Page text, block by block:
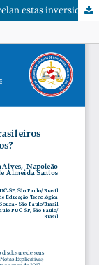
estas inversiones?